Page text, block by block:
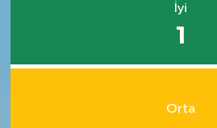
İyi
1
Orta